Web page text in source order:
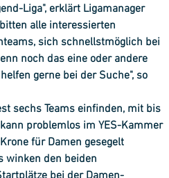
Liga", erklärt Ligamanager
alle interessierten
sich schnellstmöglich bei
noch das eine oder andere
gerne bei der Suche", so
sechs Teams einfinden, mit bis
problemlos im YES-Kammer
für Damen gesegelt
winken den beiden